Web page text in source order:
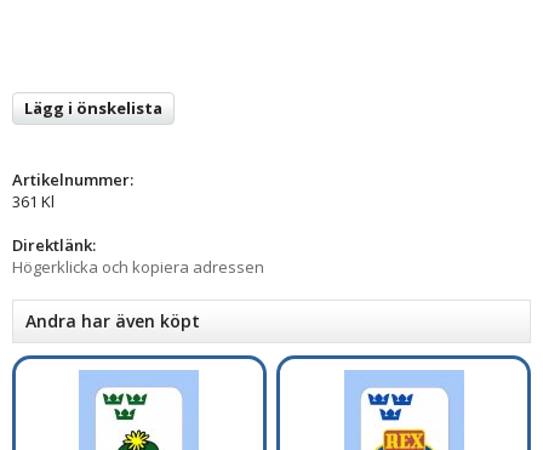
Lägg i önskelista
Artikelnummer:
361 Kl
Direktlänk:
Högerklicka och kopiera adressen
Andra har även köpt